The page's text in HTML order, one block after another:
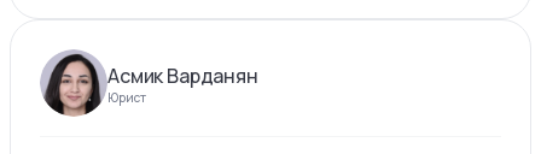
Асмик Варданян
Юрист